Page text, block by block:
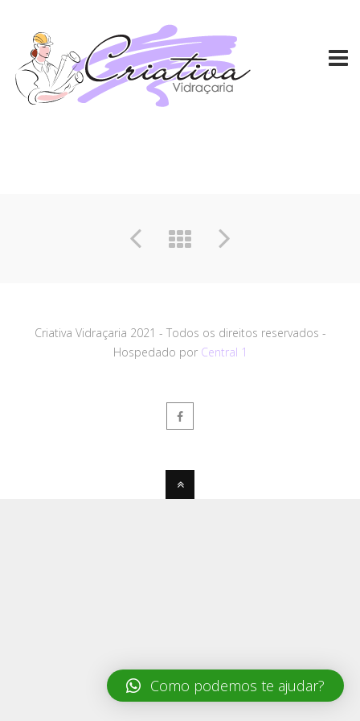
Criativa Vidraçaria 2021 - Todos os direitos reservados -
Hospedado por Central 1
Como podemos te ajudar?